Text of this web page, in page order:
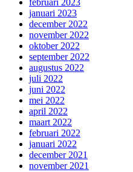
februari 2023
januari 2023
december 2022
november 2022
oktober 2022
september 2022
augustus 2022
juli 2022
juni 2022
mei 2022
april 2022
maart 2022
februari 2022
januari 2022
december 2021
november 2021